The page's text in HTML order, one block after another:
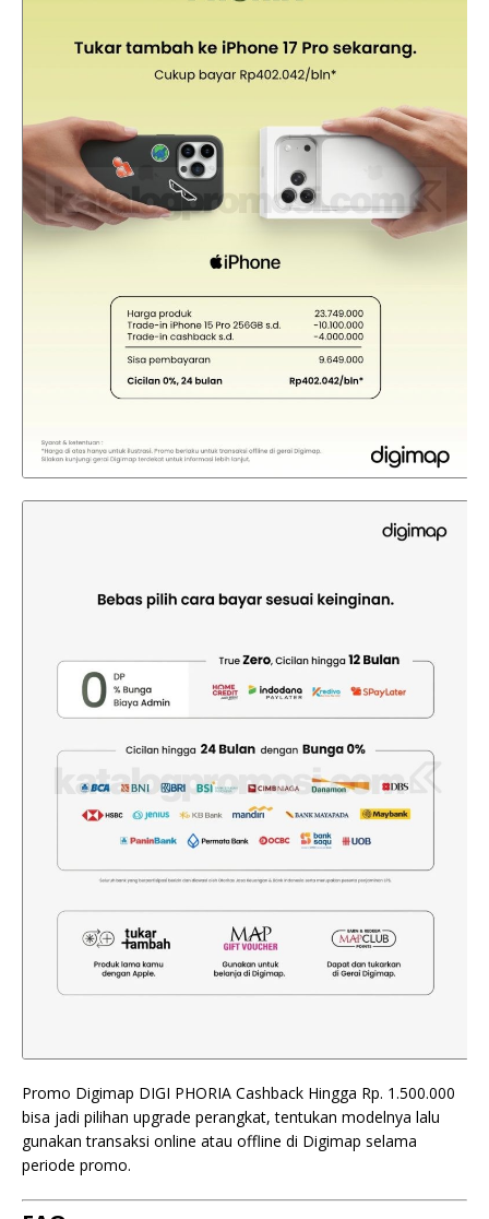
Promo Digimap DIGI PHORIA Cashback Hingga Rp. 1.500.000
bisa jadi pilihan upgrade perangkat, tentukan modelnya lalu
gunakan transaksi online atau offline di Digimap selama
periode promo.